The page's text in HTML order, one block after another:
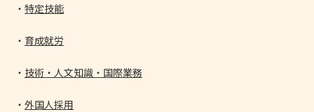
特定技能
育成就労
技術・人文知識・国際業務
外国人採用